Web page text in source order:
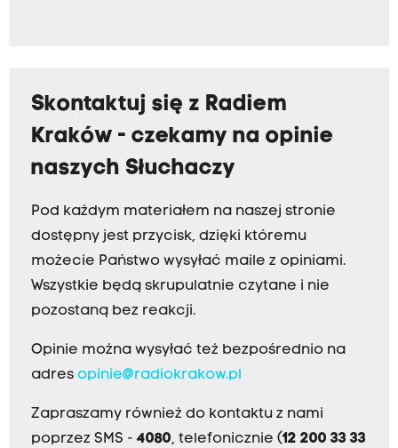
Skontaktuj się z Radiem
Kraków - czekamy na opinie
naszych Słuchaczy
Pod każdym materiałem na naszej stronie
dostępny jest przycisk, dzięki któremu
możecie Państwo wysyłać maile z opiniami.
Wszystkie będą skrupulatnie czytane i nie
pozostaną bez reakcji.
Opinie można wysyłać też bezpośrednio na
adres opinie@radiokrakow.pl
Zapraszamy również do kontaktu z nami
poprzez SMS - 4080, telefonicznie (12 200 33 33